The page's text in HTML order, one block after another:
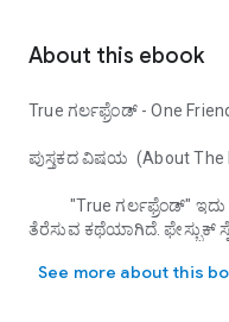
About this ebook
True ಗರ್ಲಫ್ರೆಂಡ್ - One
ಪುಸ್ತಕದ ವಿಷಯ (About The
"True ಗರ್ಲಫ್ರೆಂಡ್" ಇದು
ತೆರೆಸುವ ಕಥೆಯಾಗಿದೆ. ಫೇಸ್ಬುಕ್
ಲೈಫ್‌ಬುಕ್ ಸ್ನೇಹಿತರು ಮುಖ್ಯ
See more about this